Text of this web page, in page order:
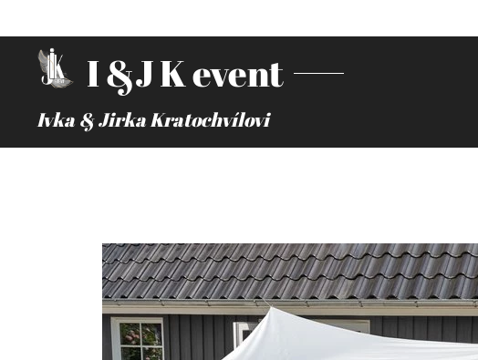
I &J K event
Ivka & Jirka Kratochvílovi